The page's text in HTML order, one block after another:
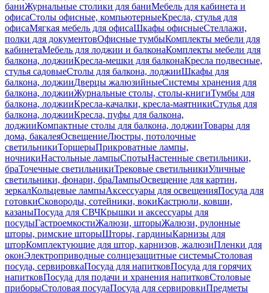
баниЖурнальные столики для баниМебель для кабинета и
офисаСтолы офисные, компьютерныеКресла, стулья для
офисаМягкая мебель для офисаШкафы офисныеСтеллажи,
полки для документовОфисные тумбыКомплекты мебели для
кабинетаМебель для лоджии и балконаКомплекты мебели для
балкона, лоджииКресла-мешки для балконаКресла подвесные,
стулья садовыеСтолы для балкона, лоджииШкафы для
балкона, лоджииДверцы жалюзийныеСистемы хранения для
балкона, лоджииЖурнальные столы, столы-книгиТумбы для
балкона, лоджииКресла-качалки, кресла-маятникиСтулья для
балкона, лоджииКресла, пуфы для балкона,
лоджииКомпактные столы для балкона, лоджииТовары для
дома, бакалеяОсвещениеЛюстры, потолочные
светильникиТоршерыПрикроватные лампы,
ночникиНастольные лампыСпотыНастенные светильники,
браТочечные светильникиТрековые светильникиУличные
светильники, фонари, браЛампыОсвещение для картин,
зеркалКольцевые лампыАксессуары для освещенияПосуда для
готовкиСковороды, сотейники, вокиКастрюли, ковши,
казаныПосуда для СВЧКрышки и аксессуары для
посудыГастроемкостиЖалюзи, шторыЖалюзи, рулонные
шторы, римские шторыШторы, гардиныКарнизы для
шторКомплектующие для штор, карнизов, жалюзиПленки для
оконЭлектроприводные солнцезащитные системыСтоловая
посуда, сервировкаПосуда для напитковПосуда для горячих
напитковПосуда для подачи и хранения напитковСтоловые
приборыСтоловая посудаПосуда для сервировкиПредметы